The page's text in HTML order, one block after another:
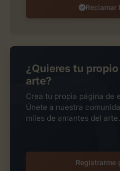
Reclamar
¿Quieres tu
arte?
Crea tu propia página de
Únete a nuestra
miles de amantes del arte.
Registrarme